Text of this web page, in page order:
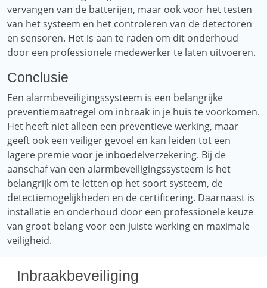
vervangen van de batterijen, maar ook voor het testen
van het systeem en het controleren van de detectoren
en sensoren. Het is aan te raden om dit onderhoud
door een professionele medewerker te laten uitvoeren.
Conclusie
Een alarmbeveiligingssysteem is een belangrijke
preventiemaatregel om inbraak in je huis te voorkomen.
Het heeft niet alleen een preventieve werking, maar
geeft ook een veiliger gevoel en kan leiden tot een
lagere premie voor je inboedelverzekering. Bij de
aanschaf van een alarmbeveiligingssysteem is het
belangrijk om te letten op het soort systeem, de
detectiemogelijkheden en de certificering. Daarnaast is
installatie en onderhoud door een professionele keuze
van groot belang voor een juiste werking en maximale
veiligheid.
Inbraakbeveiliging